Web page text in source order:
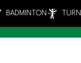
BADMINTON